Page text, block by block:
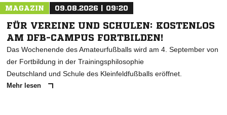
MAGAZIN 09.08.2026 | 09:20
FÜR VEREINE UND SCHULEN: KOSTENLOS
AM DFB-CAMPUS FORTBILDEN!
Das Wochenende des Amateurfußballs wird am 4. September von
der Fortbildung in der Trainingsphilosophie
Deutschland und Schule des Kleinfeldfußballs eröffnet.
Mehr lesen